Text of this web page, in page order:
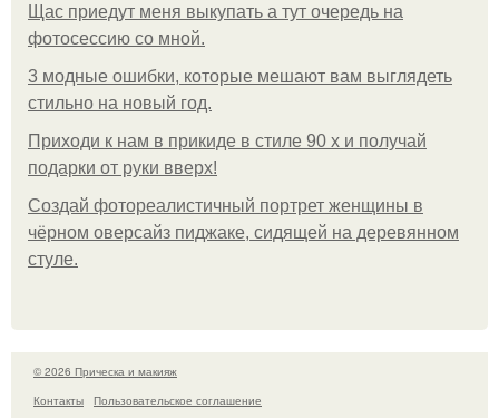
Щас приедут меня выкупать а тут очередь на
фотосессию со мной.
3 модные ошибки, которые мешают вам выглядеть
стильно на новый год.
Приходи к нам в прикиде в стиле 90 х и получай
подарки от руки вверх!
Создай фотореалистичный портрет женщины в
чёрном оверсайз пиджаке, сидящей на деревянном
стуле.
© 2026 Прическа и макияж
Контакты
Пользовательское соглашение